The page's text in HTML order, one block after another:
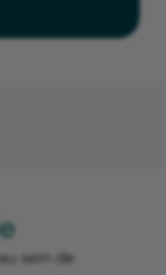
sein de